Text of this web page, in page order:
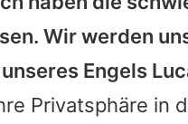
Wir werden
Engels
Privatsphäre in